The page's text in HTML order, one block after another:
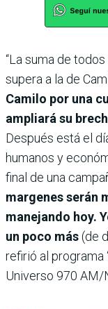
“La suma de
supera a la de
Camilo por una
ampliará su
Después está el
humanos y
final de una
margenes serán
manejando hoy.
un poco más(de
refirió al programa
Universo 970 AM/